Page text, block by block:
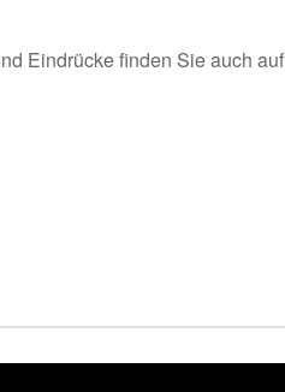
Eindrücke finden Sie auch auf